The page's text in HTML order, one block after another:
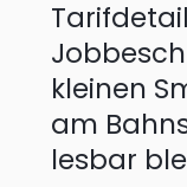
kleinen
am
lesbar